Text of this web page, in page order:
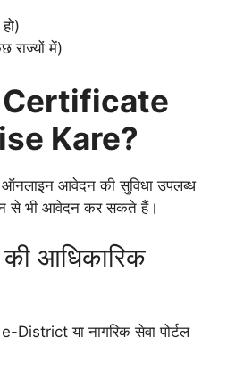
राज्यों में)
Kare?
आवेदन की सुविधा उपलब्ध
से भी आवेदन कर सकते हैं।
आधिकारिक
District या नागरिक सेवा पोर्टल